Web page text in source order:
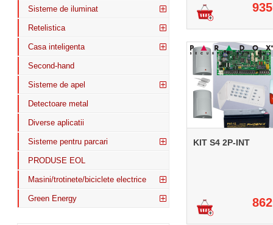
935
KIT S4 2P-INT
862
Sisteme de iluminat
Retelistica
Casa inteligenta
Second-hand
Sisteme de apel
Detectoare metal
Diverse aplicatii
Sisteme pentru parcari
PRODUSE EOL
Masini/trotinete/biciclete electrice
Green Energy